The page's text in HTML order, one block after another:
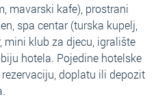
mavarski kafe), prostrani
spa centar (turska kupelj,
mini klub za djecu, igralište
hotela. Pojedine hotelske
doplatu ili depozit